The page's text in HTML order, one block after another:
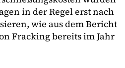
in der Regel erst nach
wie aus dem Bericht
Fracking bereits im Jahr